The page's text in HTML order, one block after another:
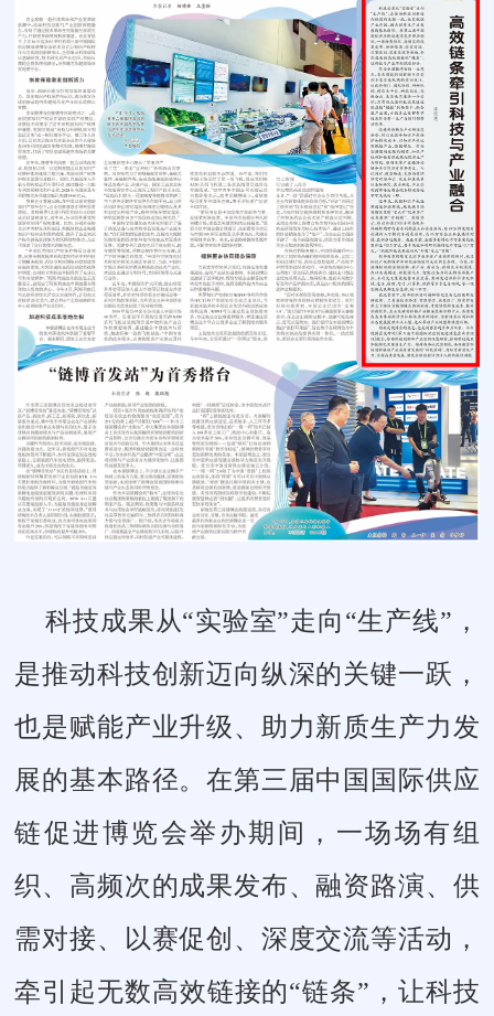
科技成果从“实验室”走向“生产线”，
是推动科技创新迈向纵深的关键一跃，
也是赋能产业升级、助力新质生产力发
展的基本路径。在第三届中国国际供应
链促进博览会举办期间，一场场有组
织、高频次的成果发布、融资路演、供
需对接、以赛促创、深度交流等活动，
牵引起无数高效链接的“链条”，让科技